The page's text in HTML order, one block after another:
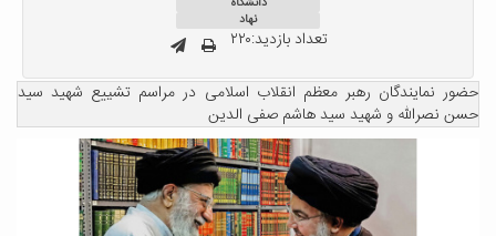
نهاد
تعداد بازدید:۲۲۰
حضور نمایندگان رهبر معظم انقلاب اسلامی در مراسم تشییع شهید سید
حسن نصرالله و شهید سید هاشم صفی الدین